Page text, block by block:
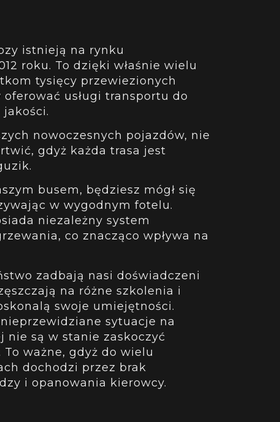
istnieją na rynku
roku. To dzięki właśnie wielu
tysięcy przewiezionych
usługi transportu do
nowoczesnych pojazdów, nie
gdyż każda trasa jest
busem, będziesz mógł się
w wygodnym fotelu.
niezależny system
co znacząco wpływa na
zadbają nasi doświadczeni
na różne szkolenia i
swoje umiejętności.
sytuacje na
nie są w stanie zaskoczyć
ważne, gdyż do wielu
dochodzi przez brak
i opanowania kierowcy.